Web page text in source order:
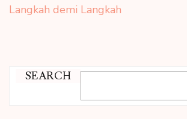
Langkah demi Langkah
SEARCH